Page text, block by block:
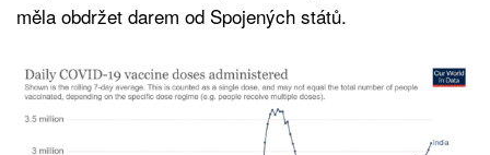
měla obdržet darem od Spojených států.